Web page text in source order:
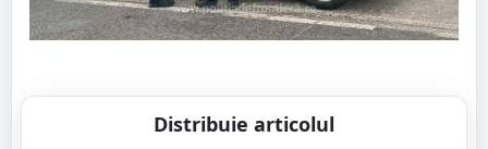
Distribuie articolul